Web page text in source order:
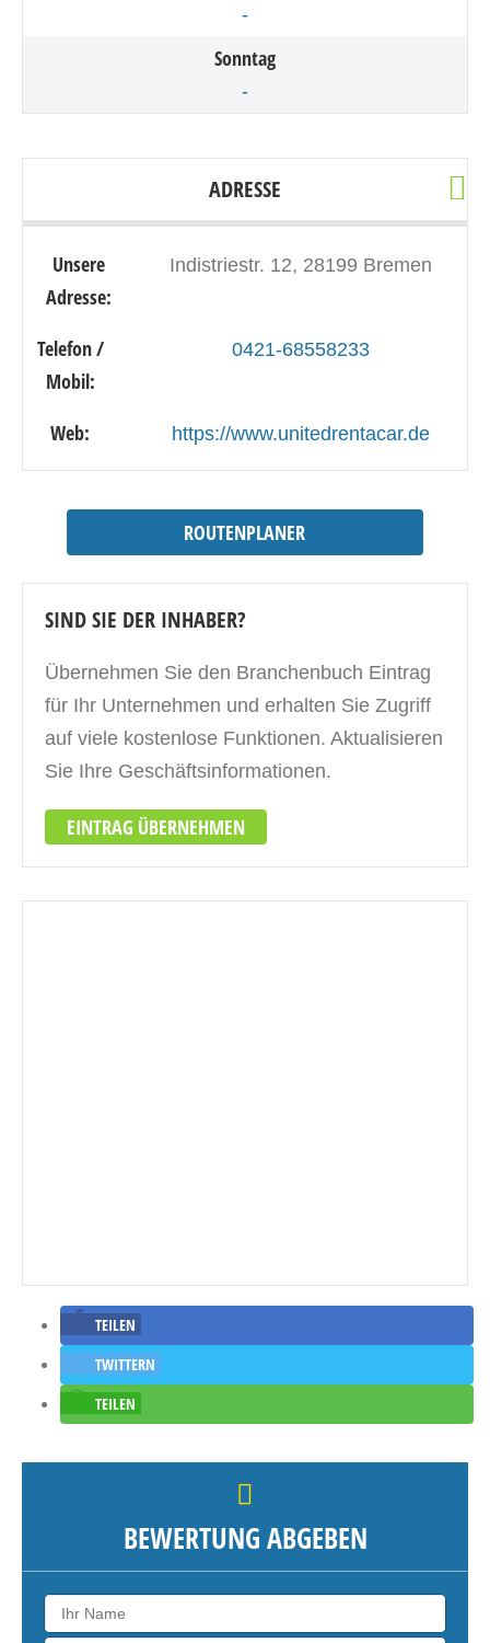
-
Sonntag
-
ADRESSE
Unsere
Adresse:
Indistriestr. 12, 28199 Bremen
Telefon /
Mobil:
0421-68558233
Web: https://www.unitedrentacar.de
ROUTENPLANER
SIND SIE DER INHABER?
Übernehmen Sie den Branchenbuch Eintrag
für Ihr Unternehmen und erhalten Sie Zugriff
auf viele kostenlose Funktionen. Aktualisieren
Sie Ihre Geschäftsinformationen.
EINTRAG ÜBERNEHMEN
TEILEN
TWITTERN
TEILEN
BEWERTUNG ABGEBEN